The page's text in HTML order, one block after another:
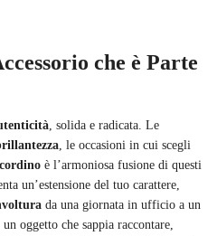
che è Parte
, solida e radicata. Le
, le occasioni in cui scegli
è l’armoniosa fusione di questi
un’estensione del tuo carattere,
da una giornata in ufficio a un
oggetto che sappia raccontare,